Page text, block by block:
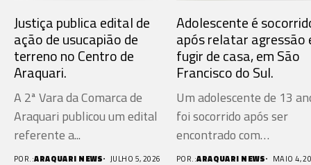
Justiça publica edital de
ação de usucapião de
terreno no Centro de
Araquari.
A 2ª Vara da Comarca de
Araquari publicou um edital
referente a...
POR.:ARAQUARI NEWS JULHO 5, 2026
Adolescente é
após relatar agressão
fugir de casa, em São
Francisco do Sul.
Um adolescente de 13
foi socorrido após ser
encontrado com
escoriações...
POR.:ARAQUARI NEWS MAIO 4,